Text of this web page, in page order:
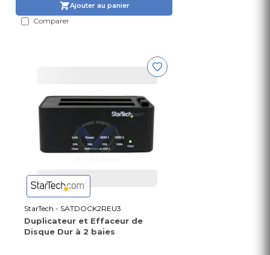
Ajouter au panier
Comparer
StarTech - SATDOCK2REU3
Duplicateur et Effaceur de
Disque Dur à 2 baies